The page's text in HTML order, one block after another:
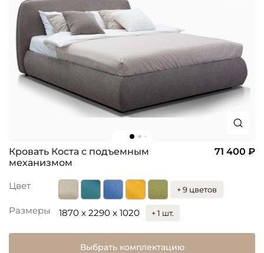
Кровать Коста с подъемным
механизмом
71 400 ₽
Цвет + 9 цветов
Размеры 1870 x 2290 x 1020 + 1 шт.
Выбрать комплектацию